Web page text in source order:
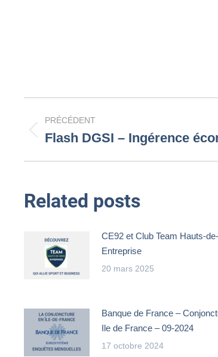
Navigation
article
PRÉCÉDENT
Article
Flash DGSI – Ingérence
Related posts
CE92 et Club Team Hauts-
Entreprise
20 mars 2025
Banque de France –
Ile de France – 09-2024
17 octobre 2024